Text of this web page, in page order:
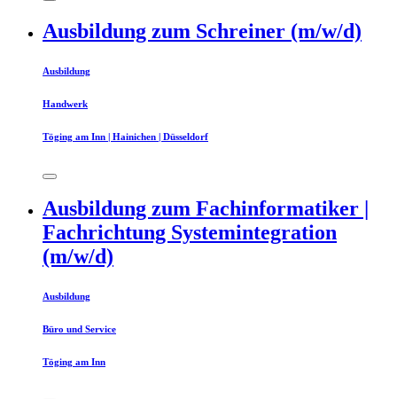
Ausbildung zum Schreiner (m/w/d)
Ausbildung
Handwerk
Töging am Inn | Hainichen | Düsseldorf
Ausbildung zum Fachinformatiker |
Fachrichtung Systemintegration
(m/w/d)
Ausbildung
Büro und Service
Töging am Inn